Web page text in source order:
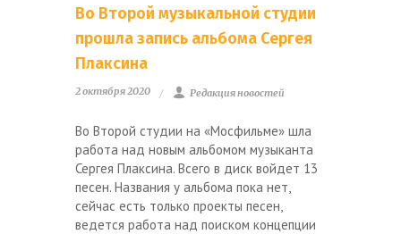
Во Второй музыкальной студии
прошла запись альбома Сергея
Плаксина
2 октября 2020 Редакция новостей
Во Второй студии на «Мосфильме» шла
работа над новым альбомом музыканта
Сергея Плаксина. Всего в диск войдет 13
песен. Названия у альбома пока нет,
сейчас есть только проекты песен,
ведется работа над поиском концепции